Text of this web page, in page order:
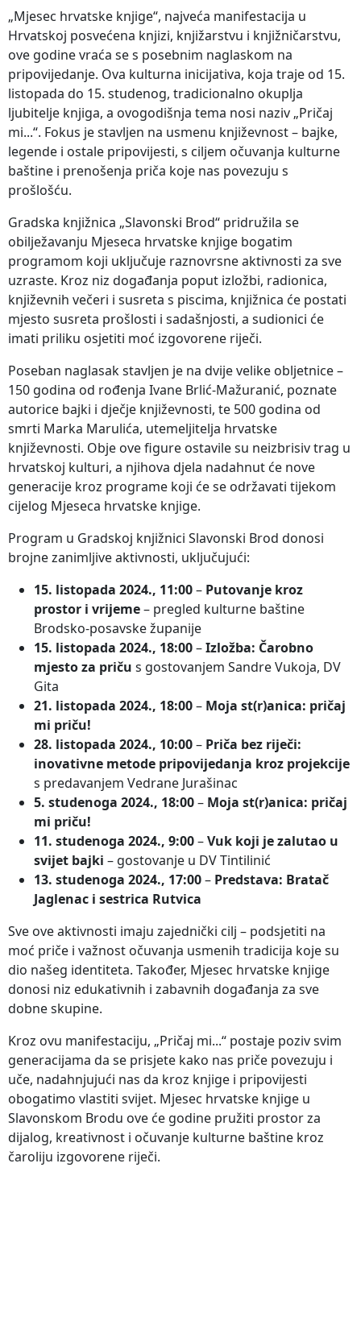
„Mjesec hrvatske knjige“, najveća manifestacija u
Hrvatskoj posvećena knjizi, knjižarstvu i knjižničarstvu,
ove godine vraća se s posebnim naglaskom na
pripovijedanje. Ova kulturna inicijativa, koja traje od 15.
listopada do 15. studenog, tradicionalno okuplja
ljubitelje knjiga, a ovogodišnja tema nosi naziv „Pričaj
mi...“. Fokus je stavljen na usmenu književnost – bajke,
legende i ostale pripovijesti, s ciljem očuvanja kulturne
baštine i prenošenja priča koje nas povezuju s
prošlošću.
Gradska knjižnica „Slavonski Brod“ pridružila se
obilježavanju Mjeseca hrvatske knjige bogatim
programom koji uključuje raznovrsne aktivnosti za sve
uzraste. Kroz niz događanja poput izložbi, radionica,
književnih večeri i susreta s piscima, knjižnica će postati
mjesto susreta prošlosti i sadašnjosti, a sudionici će
imati priliku osjetiti moć izgovorene riječi.
Poseban naglasak stavljen je na dvije velike obljetnice –
150 godina od rođenja Ivane Brlić-Mažuranić, poznate
autorice bajki i dječje književnosti, te 500 godina od
smrti Marka Marulića, utemeljitelja hrvatske
književnosti. Obje ove figure ostavile su neizbrisiv trag u
hrvatskoj kulturi, a njihova djela nadahnut će nove
generacije kroz programe koji će se održavati tijekom
cijelog Mjeseca hrvatske knjige.
Program u Gradskoj knjižnici Slavonski Brod donosi
brojne zanimljive aktivnosti, uključujući:
15. listopada 2024., 11:00– Putovanje kroz
prostor i vrijeme– pregled kulturne baštine
Brodsko-posavske županije
15. listopada 2024., 18:00–Izložba: Čarobno
mjesto za priču s gostovanjem Sandre Vukoja, DV
Gita
21. listopada 2024., 18:00– Moja st(r)anica: pričaj
mi priču!
28. listopada 2024., 10:00– Priča bez riječi:
inovativne metode pripovijedanja kroz projekcije
s predavanjem Vedrane Jurašinac
5. studenoga 2024., 18:00– Moja st(r)anica: pričaj
mi priču!
11. studenoga 2024., 9:00–Vuk koji je zalutao u
svijet bajki – gostovanje u DV Tintilinić
13. studenoga 2024., 17:00– Predstava: Bratač
Jaglenac i sestrica Rutvica
Sve ove aktivnosti imaju zajednički cilj – podsjetiti na
moć priče i važnost očuvanja usmenih tradicija koje su
dio našeg identiteta. Također, Mjesec hrvatske knjige
donosi niz edukativnih i zabavnih događanja za sve
dobne skupine.
Kroz ovu manifestaciju, „Pričaj mi...“ postaje poziv svim
generacijama da se prisjete kako nas priče povezuju i
uče, nadahnjujući nas da kroz knjige i pripovijesti
obogatimo vlastiti svijet. Mjesec hrvatske knjige u
Slavonskom Brodu ove će godine pružiti prostor za
dijalog, kreativnost i očuvanje kulturne baštine kroz
čaroliju izgovorene riječi.